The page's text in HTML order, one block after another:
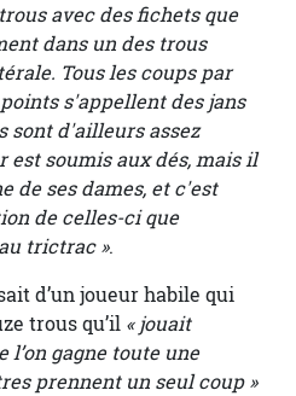
avec des fichets que
dans un des trous
Tous les coups par
s'appellent des jans
sont d'ailleurs assez
est soumis aux dés, mais il
de ses dames, et c'est
de celles-ci que
trictrac ».
d’un joueur habile qui
trous qu’il « jouait
l’on gagne toute une
prennent un seul coup »